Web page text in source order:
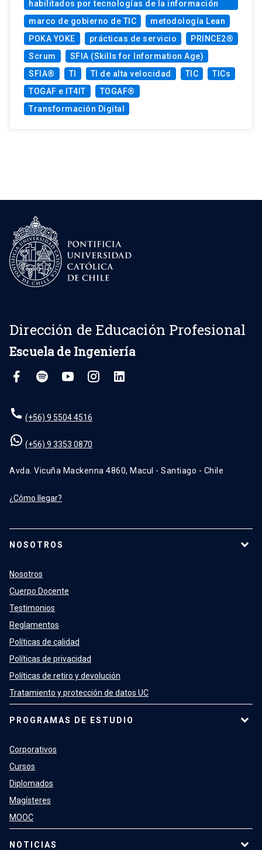
habilitados por tecnologías de la información
marco de gobierno de TIC
metodología Lean
POKA YOKE
prácticas de servicio
PRINCE2®
Scrum
SFIA (Skills for Information Age)
SFIA®
TI TI de alta velocidad TIC
TICs
TOGAF e IT4IT
TOGAF®
Transformación Digital
Dirección de Educación Profesional
Escuela de Ingeniería
(+56) 9 5504 4516
(+56) 9 3353 0870
Avda. Vicuña Mackenna 4860, Macul - Santiago - Chile
¿Cómo llegar?
NOSOTROS
Nosotros
Cuerpo Docente
Testimonios
Reglamentos
Políticas de calidad
Políticas de privacidad
Políticas de retiro y devolución
Tratamiento y protección de datos UC
PROGRAMAS DE ESTUDIO
Corporativos
Cursos
Diplomados
Magísteres
MOOC
NOTICIAS